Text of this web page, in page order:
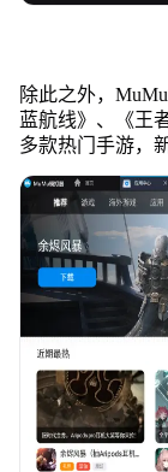
除此之外，
蓝航线》、《王
多款热门手游，